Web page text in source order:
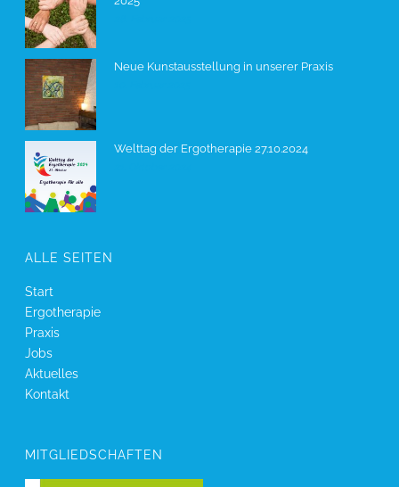
Neue Kunstausstellung in unserer Praxis
Welttag der Ergotherapie 27.10.2024
ALLE SEITEN
Start
Ergotherapie
Praxis
Jobs
Aktuelles
Kontakt
MITGLIEDSCHAFTEN